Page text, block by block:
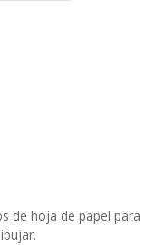
de hoja de papel para